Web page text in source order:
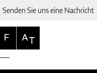
Senden Sie uns eine Nachricht